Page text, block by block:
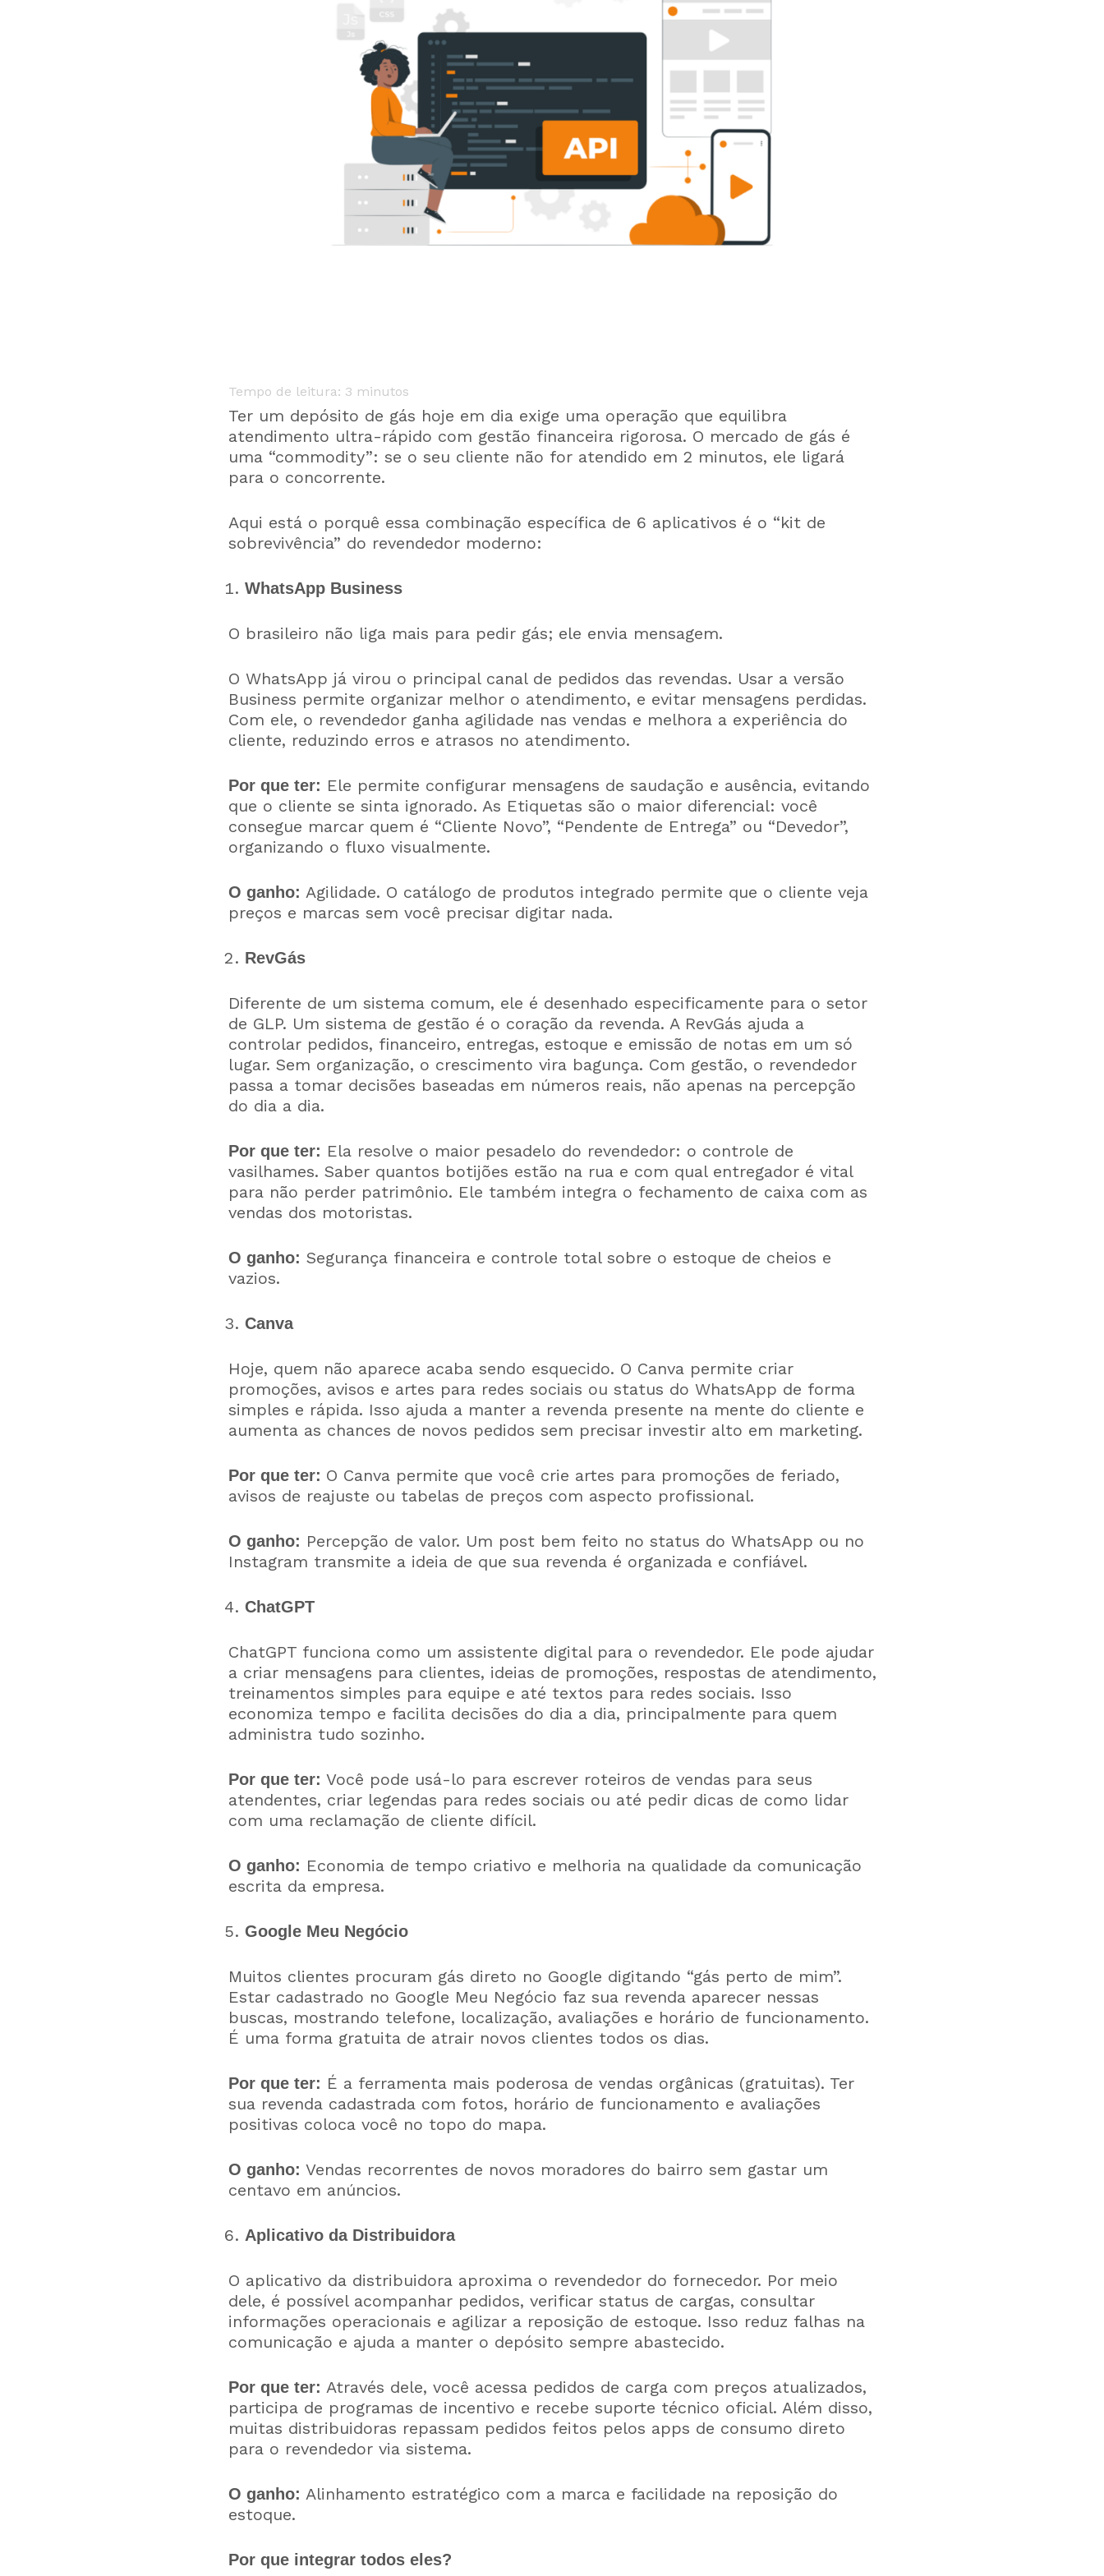
Tempo de leitura: 3 minutos
Ter um depósito de gás hoje em dia exige uma operação que equilibra
atendimento ultra-rápido com gestão financeira rigorosa. O mercado de gás é
uma “commodity”: se o seu cliente não for atendido em 2 minutos, ele ligará
para o concorrente.
Aqui está o porquê essa combinação específica de 6 aplicativos é o “kit de
sobrevivência” do revendedor moderno:
WhatsApp Business
O brasileiro não liga mais para pedir gás; ele envia mensagem.
O WhatsApp já virou o principal canal de pedidos das revendas. Usar a versão
Business permite organizar melhor o atendimento, e evitar mensagens perdidas.
Com ele, o revendedor ganha agilidade nas vendas e melhora a experiência do
cliente, reduzindo erros e atrasos no atendimento.
Por que ter: Ele permite configurar mensagens de saudação e ausência, evitando
que o cliente se sinta ignorado. As Etiquetas são o maior diferencial: você
consegue marcar quem é “Cliente Novo”, “Pendente de Entrega” ou “Devedor”,
organizando o fluxo visualmente.
O ganho: Agilidade. O catálogo de produtos integrado permite que o cliente veja
preços e marcas sem você precisar digitar nada.
RevGás
Diferente de um sistema comum, ele é desenhado especificamente para o setor
de GLP. Um sistema de gestão é o coração da revenda. A RevGás ajuda a
controlar pedidos, financeiro, entregas, estoque e emissão de notas em um só
lugar. Sem organização, o crescimento vira bagunça. Com gestão, o revendedor
passa a tomar decisões baseadas em números reais, não apenas na percepção
do dia a dia.
Por que ter: Ela resolve o maior pesadelo do revendedor: o controle de
vasilhames. Saber quantos botijões estão na rua e com qual entregador é vital
para não perder patrimônio. Ele também integra o fechamento de caixa com as
vendas dos motoristas.
O ganho: Segurança financeira e controle total sobre o estoque de cheios e
vazios.
Canva
Hoje, quem não aparece acaba sendo esquecido. O Canva permite criar
promoções, avisos e artes para redes sociais ou status do WhatsApp de forma
simples e rápida. Isso ajuda a manter a revenda presente na mente do cliente e
aumenta as chances de novos pedidos sem precisar investir alto em marketing.
Por que ter: O Canva permite que você crie artes para promoções de feriado,
avisos de reajuste ou tabelas de preços com aspecto profissional.
O ganho: Percepção de valor. Um post bem feito no status do WhatsApp ou no
Instagram transmite a ideia de que sua revenda é organizada e confiável.
ChatGPT
ChatGPT funciona como um assistente digital para o revendedor. Ele pode ajudar
a criar mensagens para clientes, ideias de promoções, respostas de atendimento,
treinamentos simples para equipe e até textos para redes sociais. Isso
economiza tempo e facilita decisões do dia a dia, principalmente para quem
administra tudo sozinho.
Por que ter: Você pode usá-lo para escrever roteiros de vendas para seus
atendentes, criar legendas para redes sociais ou até pedir dicas de como lidar
com uma reclamação de cliente difícil.
O ganho: Economia de tempo criativo e melhoria na qualidade da comunicação
escrita da empresa.
Google Meu Negócio
Muitos clientes procuram gás direto no Google digitando “gás perto de mim”.
Estar cadastrado no Google Meu Negócio faz sua revenda aparecer nessas
buscas, mostrando telefone, localização, avaliações e horário de funcionamento.
É uma forma gratuita de atrair novos clientes todos os dias.
Por que ter: É a ferramenta mais poderosa de vendas orgânicas (gratuitas). Ter
sua revenda cadastrada com fotos, horário de funcionamento e avaliações
positivas coloca você no topo do mapa.
O ganho: Vendas recorrentes de novos moradores do bairro sem gastar um
centavo em anúncios.
Aplicativo da Distribuidora
O aplicativo da distribuidora aproxima o revendedor do fornecedor. Por meio
dele, é possível acompanhar pedidos, verificar status de cargas, consultar
informações operacionais e agilizar a reposição de estoque. Isso reduz falhas na
comunicação e ajuda a manter o depósito sempre abastecido.
Por que ter: Através dele, você acessa pedidos de carga com preços atualizados,
participa de programas de incentivo e recebe suporte técnico oficial. Além disso,
muitas distribuidoras repassam pedidos feitos pelos apps de consumo direto
para o revendedor via sistema.
O ganho: Alinhamento estratégico com a marca e facilidade na reposição do
estoque.
Por que integrar todos eles?